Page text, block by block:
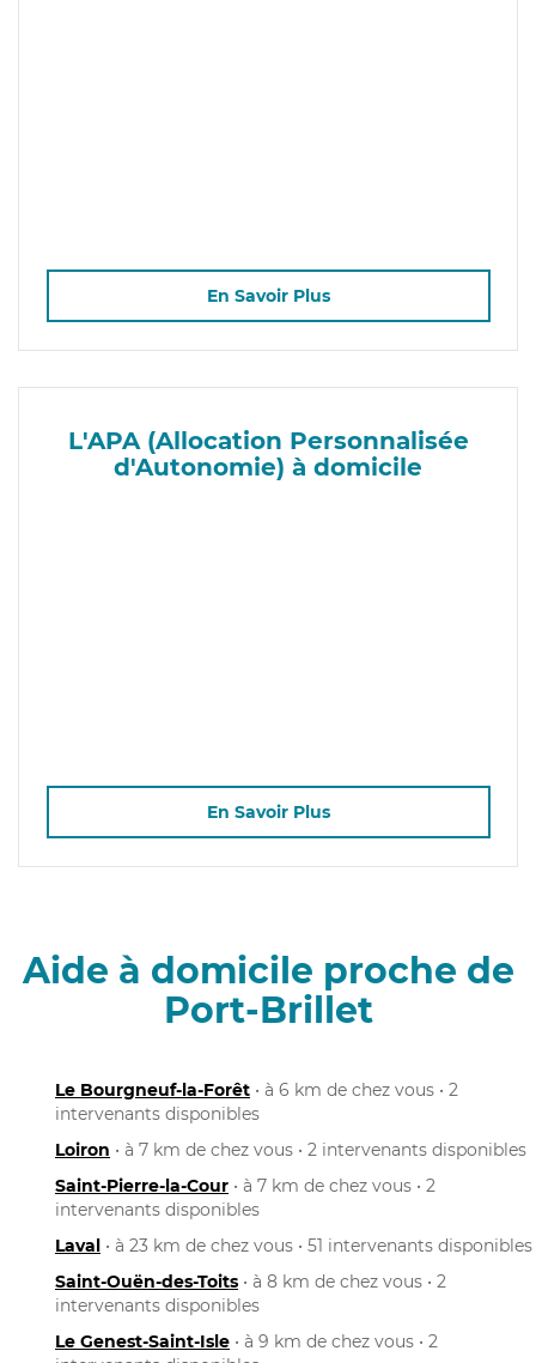
En Savoir Plus
L'APA (Allocation Personnalisée
d'Autonomie) à domicile
En Savoir Plus
Aide à domicile proche de
Port-Brillet
Le Bourgneuf-la-Forêt • à 6 km de chez vous • 2
intervenants disponibles
Loiron • à 7 km de chez vous • 2 intervenants disponibles
Saint-Pierre-la-Cour • à 7 km de chez vous • 2
intervenants disponibles
Laval • à 23 km de chez vous • 51 intervenants disponibles
Saint-Ouën-des-Toits • à 8 km de chez vous • 2
intervenants disponibles
Le Genest-Saint-Isle • à 9 km de chez vous • 2